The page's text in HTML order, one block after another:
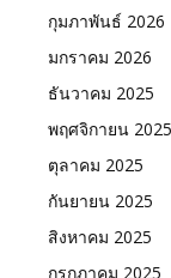
กุมภาพันธ์ 2026
มกราคม 2026
ธันวาคม 2025
พฤศจิกายน 2025
ตุลาคม 2025
กันยายน 2025
สิงหาคม 2025
กรกฎาคม 2025